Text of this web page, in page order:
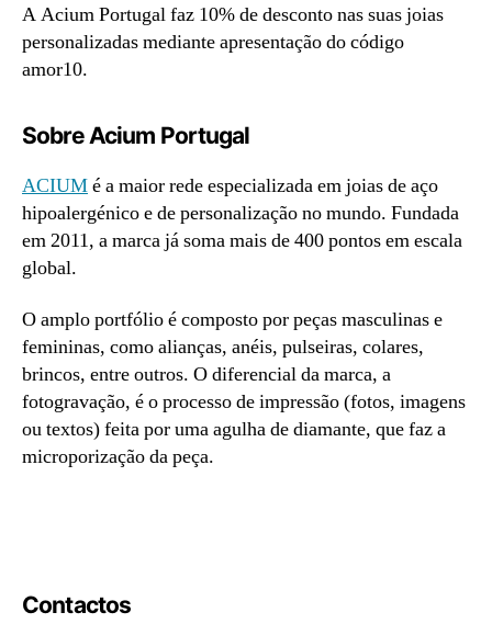
A Acium Portugal faz 10% de desconto nas suas joias
personalizadas mediante apresentação do código
amor10.
Sobre Acium Portugal
ACIUMé a maior rede especializada em joias de aço
hipoalergénico e de personalização no mundo. Fundada
em 2011, a marca já soma mais de 400 pontos em escala
global.
O amplo portfólio é composto por peças masculinas e
femininas, como alianças, anéis, pulseiras, colares,
brincos, entre outros. O diferencial da marca, a
fotogravação, é o processo de impressão (fotos, imagens
ou textos) feita por uma agulha de diamante, que faz a
microporização da peça.
Contactos